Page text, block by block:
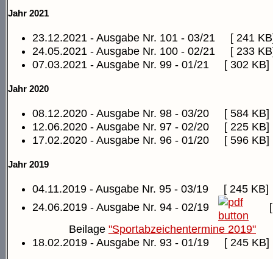
Jahr 2021
23.12.2021 - Ausgabe Nr. 101 - 03/21
[ 241
24.05.2021 - Ausgabe Nr. 100 - 02/21
[ 233
07.03.2021 - Ausgabe Nr. 99 - 01/21
[ 302 KB]
Jahr 2020
08.12.2020 - Ausgabe Nr. 98 - 03/20
[ 584 KB]
12.06.2020 - Ausgabe Nr. 97 - 02/20
[ 225 KB]
17.02.2020 - Ausgabe Nr. 96 - 01/20
[ 596 KB]
Jahr 2019
04.11.2019 - Ausgabe Nr. 95 - 03/19
[ 245 KB]
24.06.2019 - Ausgabe Nr. 94 - 02/19
Beilage "Sportabzeichentermine 2019"
18.02.2019 - Ausgabe Nr. 93 - 01/19
[ 245 KB]